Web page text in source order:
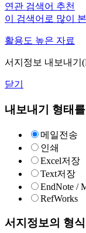
연관 검색어 추천
이 검색어로 많이
활용도 높은 자료
서지정보 내보내기
닫기
내보내기 형태
메일전송
인쇄
Excel저장
Text저장
EndNote /
RefWorks
서지정보의 형